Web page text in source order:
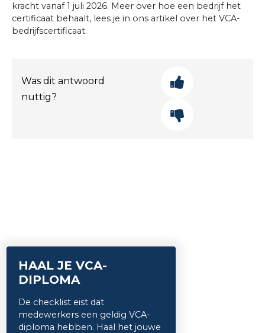
kracht vanaf 1 juli 2026. Meer over hoe een bedrijf het
certificaat behaalt, lees je in ons artikel over het VCA-
bedrijfscertificaat.
Was dit antwoord
nuttig?
HAAL JE VCA-
DIPLOMA
De checklist eist dat
medewerkers een geldig VCA-
diploma hebben. Haal het jouwe